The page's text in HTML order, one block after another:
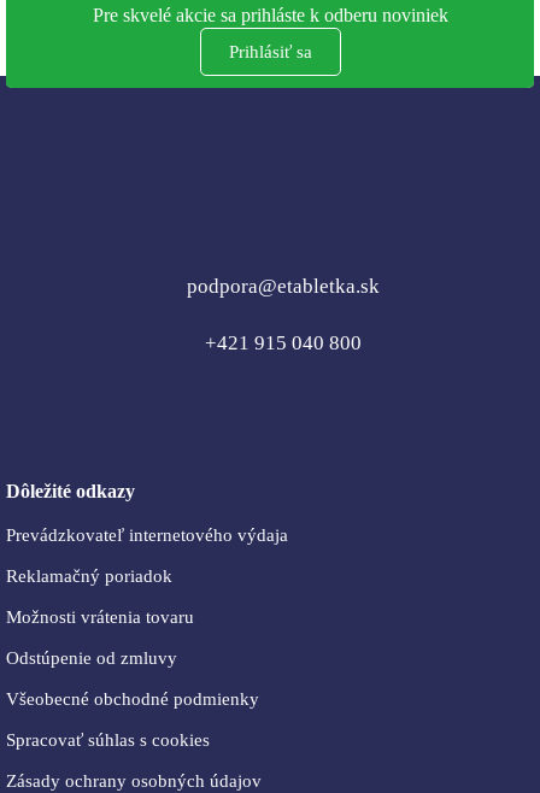
Pre skvelé akcie sa prihláste k odberu noviniek
Prihlásiť sa
podpora@etabletka.sk
+421 915 040 800
Dôležité odkazy
Prevádzkovateľ internetového výdaja
Reklamačný poriadok
Možnosti vrátenia tovaru
Odstúpenie od zmluvy
Všeobecné obchodné podmienky
Spracovať súhlas s cookies
Zásady ochrany osobných údajov